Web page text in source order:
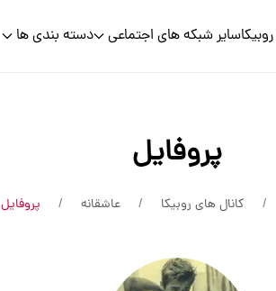
سایر شبکه های اجتماعی دسته بندی ها
پروفایل
کانال های روبیکا عاشقانه پروفایل